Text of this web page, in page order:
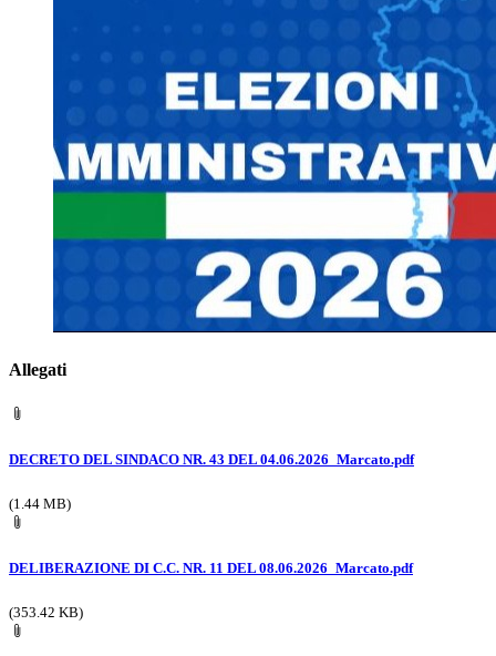
Allegati
DECRETO DEL SINDACO NR. 43 DEL 04.06.2026_Marcato.pdf
(1.44 MB)
DELIBERAZIONE DI C.C. NR. 11 DEL 08.06.2026_Marcato.pdf
(353.42 KB)